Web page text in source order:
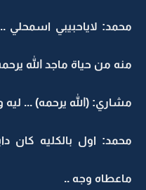
محمد: لاياحبيبي اسمحلي
منه من حياة ماجد الله
مشاري: (الله يرحمه) ...
محمد: اول بالكليه
ماعطاه وجه ..